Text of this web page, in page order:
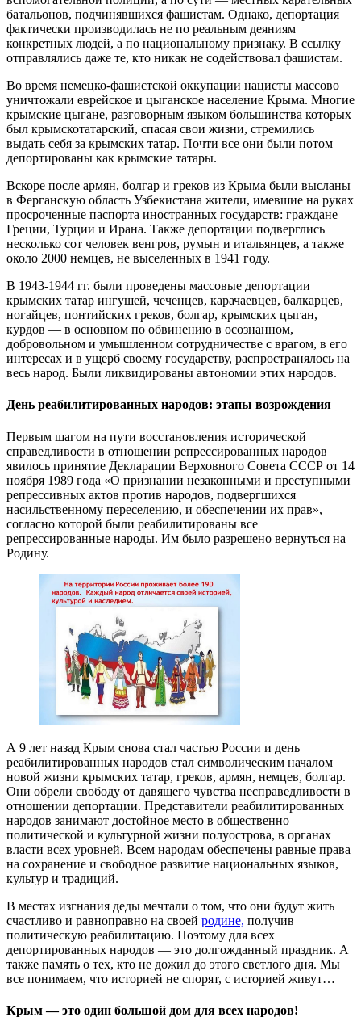
батальонов, подчинявшихся фашистам. Однако, депортация
фактически производилась не по реальным деяниям
конкретных людей, а по национальному признаку. В ссылку
отправлялись даже те, кто никак не содействовал фашистам.
Во время немецко-фашистской оккупации нацисты массово
уничтожали еврейское и цыганское население Крыма. Многие
крымские цыгане, разговорным языком большинства которых
был крымскотатарский, спасая свои жизни, стремились
выдать себя за крымских татар. Почти все они были потом
депортированы как крымские татары.
Вскоре после армян, болгар и греков из Крыма были высланы
в Ферганскую область Узбекистана жители, имевшие на руках
просроченные паспорта иностранных государств: граждане
Греции, Турции и Ирана. Также депортации подверглись
несколько сот человек венгров, румын и итальянцев, а также
около 2000 немцев, не выселенных в 1941 году.
В 1943-1944 гг. были проведены массовые депортации
крымских татар ингушей, чеченцев, карачаевцев, балкарцев,
ногайцев, понтийских греков, болгар, крымских цыган,
курдов — в основном по обвинению в осознанном,
добровольном и умышленном сотрудничестве с врагом, в его
интересах и в ущерб своему государству, распространялось на
весь народ. Были ликвидированы автономии этих народов.
День реабилитированных народов: этапы возрождения
Первым шагом на пути восстановления исторической
справедливости в отношении репрессированных народов
явилось принятие Декларации Верховного Совета СССР от 14
ноября 1989 года «О признании незаконными и преступными
репрессивных актов против народов, подвергшихся
насильственному переселению, и обеспечении их прав»,
согласно которой были реабилитированы все
репрессированные народы. Им было разрешено вернуться на
Родину.
А 9 лет назад Крым снова стал частью России и день
реабилитированных народов стал символическим началом
новой жизни крымских татар, греков, армян, немцев, болгар.
Они обрели свободу от давящего чувства несправедливости в
отношении депортации. Представители реабилитированных
народов занимают достойное место в общественно —
политической и культурной жизни полуострова, в органах
власти всех уровней. Всем народам обеспечены равные права
на сохранение и свободное развитие национальных языков,
культур и традиций.
В местах изгнания деды мечтали о том, что они будут жить
счастливо и равноправно на своей родине, получив
политическую реабилитацию. Поэтому для всех
депортированных народов — это долгожданный праздник. А
также память о тех, кто не дожил до этого светлого дня. Мы
все понимаем, что историей не спорят, с историей живут…
Крым — это один большой дом для всех народов!